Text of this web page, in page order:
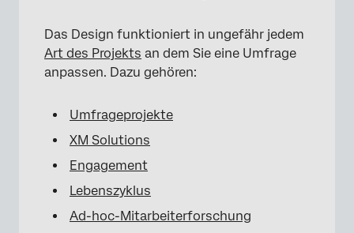
Das Design funktioniert in ungefähr jedem
Art des Projekts an dem Sie eine Umfrage
anpassen. Dazu gehören:
Umfrageprojekte
XM Solutions
Engagement
Lebenszyklus
Ad-hoc-Mitarbeiterforschung